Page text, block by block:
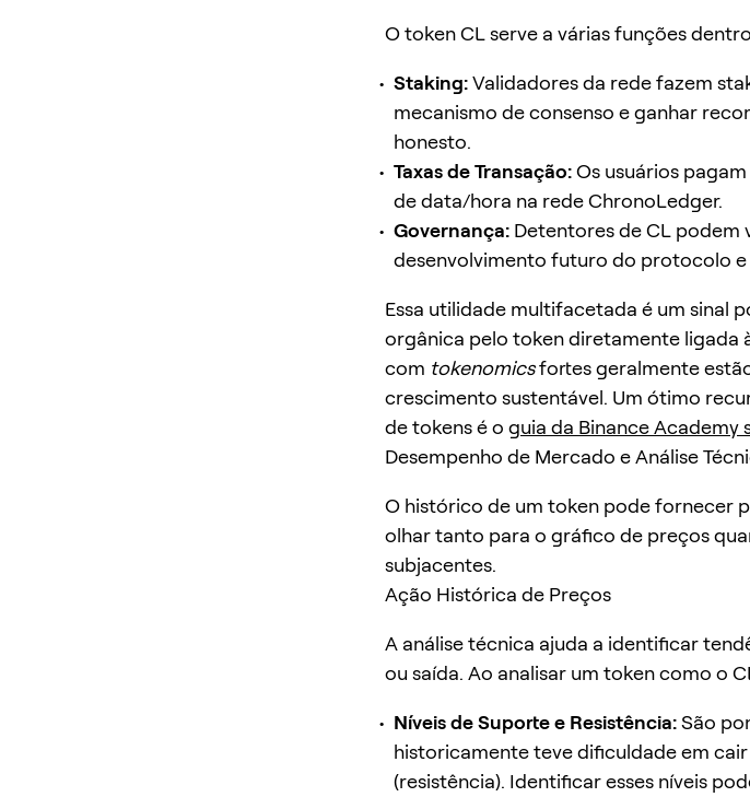
O token CL serve a várias funções
Staking:Validadores da rede fazem
mecanismo de consenso e ganhar
honesto.
Taxas de Transação:Os usuários
de data/hora na rede ChronoLedger.
Governança: Detentores de CL podem
desenvolvimento futuro do protocolo e
Essa utilidade multifacetada é um sinal
orgânica pelo token diretamente ligada
com tokenomicsfortes geralmente
crescimento sustentável. Um ótimo
de tokens é o guia da Binance Academy
Desempenho de Mercado e Análise
O histórico de um token pode fornecer
olhar tanto para o gráfico de preços
subjacentes.
Ação Histórica de Preços
A análise técnica ajuda a identificar
ou saída. Ao analisar um token como o
Níveis de Suporte e Resistência:São
historicamente teve dificuldade em
(resistência). Identificar esses níveis